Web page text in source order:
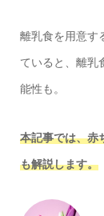
離乳食を用意す
ていると、離乳
能性も。
本記事では、赤
も解説します。